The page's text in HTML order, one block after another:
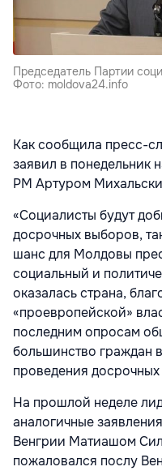
Председатель Партии
Фото: moldova24.info
Как сообщила пресс-
заявил в понедельник
РМ Артуром
«Социалисты будут
досрочных выборов,
шанс для Молдовы
социальный и
оказалась страна,
«проевропейской»
последним опросам
большинство граждан
проведения
На прошлой неделе
аналогичные
Венгрии Матиашом
пожаловался послу